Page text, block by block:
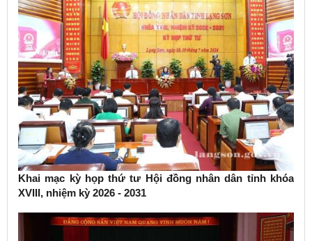
Khai mạc kỳ họp thứ tư Hội đồng nhân dân tỉnh khóa
XVIII, nhiệm kỳ 2026 - 2031